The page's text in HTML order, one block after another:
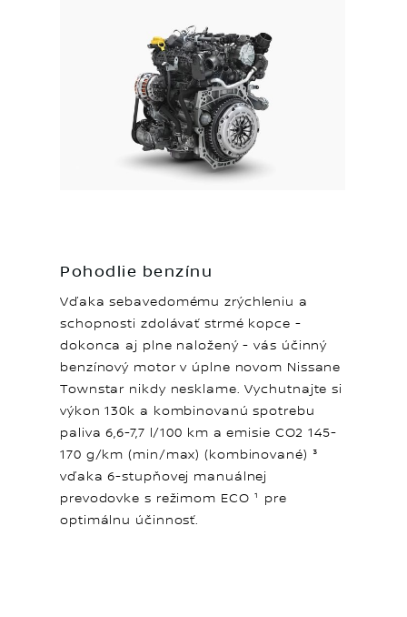
Pohodlie benzínu
Vďaka sebavedomému zrýchleniu a
schopnosti zdolávať strmé kopce -
dokonca aj plne naložený - vás účinný
benzínový motor v úplne novom Nissane
Townstar nikdy nesklame. Vychutnajte si
výkon 130k a kombinovanú spotrebu
paliva 6,6-7,7 l/100 km a emisie CO2 145-
170 g/km (min/max) (kombinované) ³
vďaka 6-stupňovej manuálnej
prevodovke s režimom ECO ¹ pre
optimálnu účinnosť.